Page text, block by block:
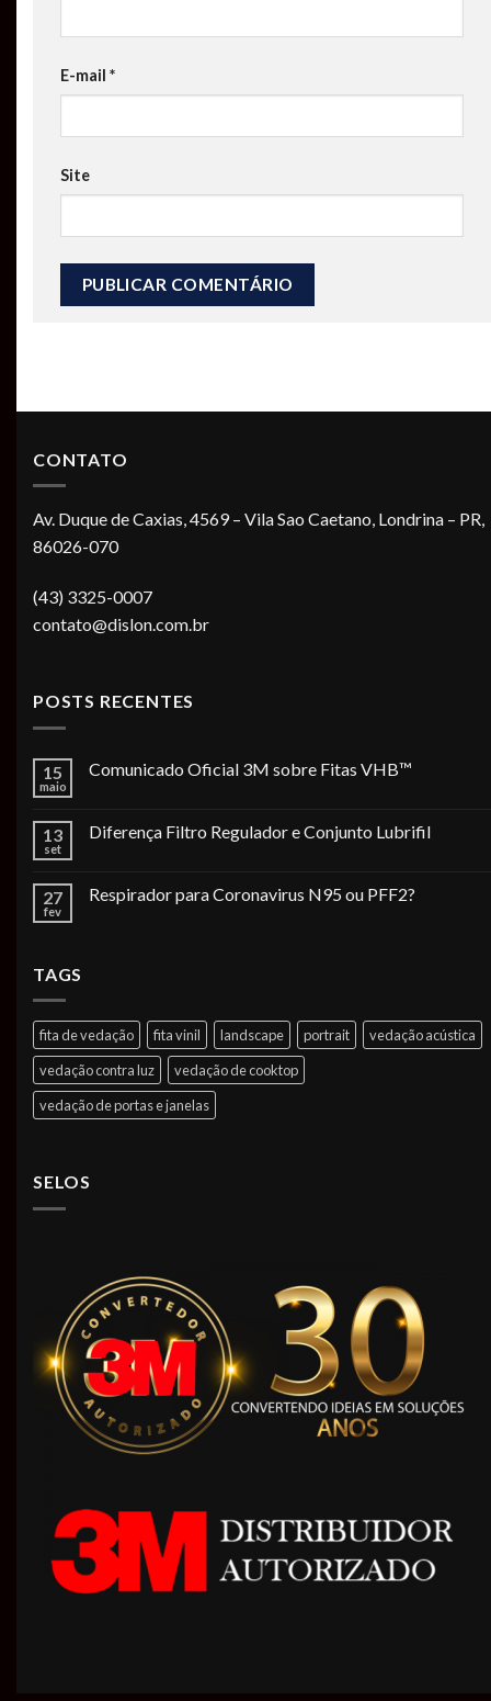
E-mail *
Site
CONTATO
Av. Duque de Caxias, 4569 – Vila Sao Caetano, Londrina – PR,
86026-070
(43) 3325-0007
contato@dislon.com.br
POSTS RECENTES
15
maio
Comunicado Oficial 3M sobre Fitas VHB™
13
set
Diferença Filtro Regulador e Conjunto Lubrifil
27
fev
Respirador para Coronavirus N95 ou PFF2?
TAGS
fita de vedação fita vinil landscape portrait
vedação acústica
vedação contra luz
vedação de cooktop
vedação de portas e janelas
SELOS